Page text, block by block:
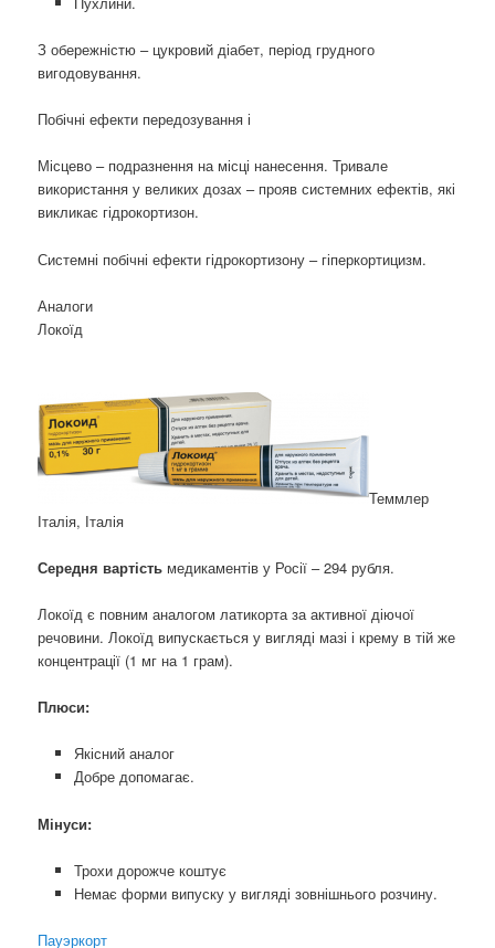
З обережністю – цукровий діабет, період грудного
вигодовування.
Побічні ефекти передозування і
Місцево – подразнення на місці нанесення. Тривале
використання у великих дозах – прояв системних ефектів, які
викликає гідрокортизон.
Системні побічні ефекти гідрокортизону – гіперкортицизм.
Аналоги
Локоїд
Теммлер
Італія, Італія
Середня вартість медикаментів у Росії – 294 рубля.
Локоїд є повним аналогом латикорта за активної діючої
речовини. Локоїд випускається у вигляді мазі і крему в тій же
концентрації (1 мг на 1 грам).
Плюси:
Якісний аналог
Добре допомагає.
Мінуси:
Трохи дорожче коштує
Немає форми випуску у вигляді зовнішнього розчину.
Пауэркорт